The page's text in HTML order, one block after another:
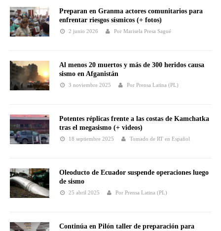
Preparan en Granma actores comunitarios para
enfrentar riesgos sísmicos (+ fotos)
2 junio 2026 Por Marisela Presa Sagué
Al menos 20 muertos y más de 300 heridos causa
sismo en Afganistán
3 noviembre 2025 Por Prensa Latina (PL)
Potentes réplicas frente a las costas de Kamchatka
tras el megasismo (+ videos)
18 septiembre 2025 Tomado de RT en Español
Oleoducto de Ecuador suspende operaciones luego
de sismo
25 abril 2025 Por Prensa Latina (PL)
Continúa en Pilón taller de preparación para